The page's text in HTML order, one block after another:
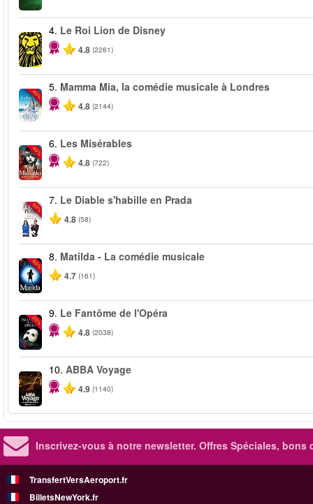
4. Le Roi Lion de Disney
4.8 (2261)
-40%
5. Mamma Mia, la comédie musicale à Londres
4.8 (2144)
-40%
6. Les Misérables
4.8 (722)
-50%
7. Le Diable s'habille en Prada
4.8 (58)
-50%
8. Matilda - La comédie musicale
4.7 (161)
-20%
9. Le Fantôme de l'Opéra
4.8 (2038)
10. ABBA Voyage
4.9 (1140)
Inscrivez-vous à notre newsletter. Offres Spéciales, bons
TransfertVersAeroport.fr
BilletsNewYork.fr